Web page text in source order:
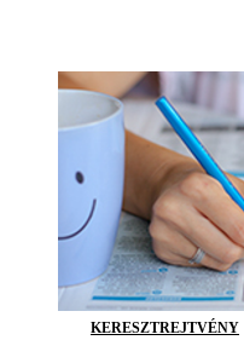
KERESZTREJTVÉNY